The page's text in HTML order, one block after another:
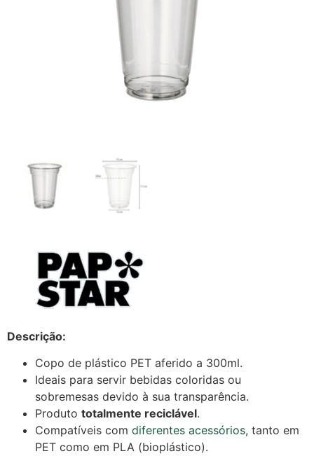
Descrição:
Copo de plástico PET aferido a 300ml.
Ideais para servir bebidas coloridas ou
sobremesas devido à sua transparência.
Produto totalmente reciclável.
Compatíveis com diferentes acessórios, tanto em
PET como em PLA (bioplástico).